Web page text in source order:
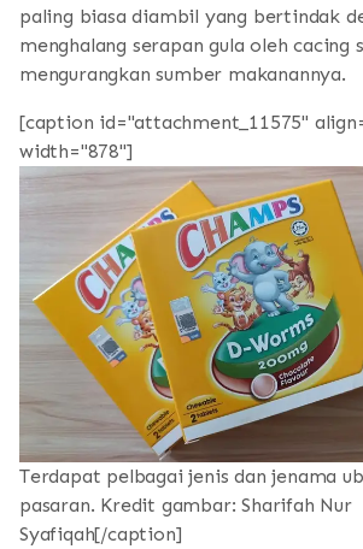
paling biasa diambil yang bertindak
menghalang serapan gula oleh cacing
mengurangkan sumber makanannya.
[caption id="attachment_11575"
width="878"]
Terdapat pelbagai jenis dan jenama
pasaran. Kredit gambar: Sharifah Nur
Syafiqah[/caption]